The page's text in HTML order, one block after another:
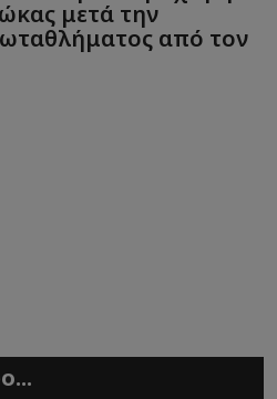
μετά την
από τον